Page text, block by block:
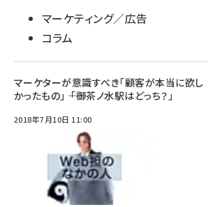
マーケティング／広告
コラム
マーケターが意識すべき「顧客が本当に欲し
かったもの」 ―― 「御茶ノ水駅はどっち？」
2018年7月10日 11:00